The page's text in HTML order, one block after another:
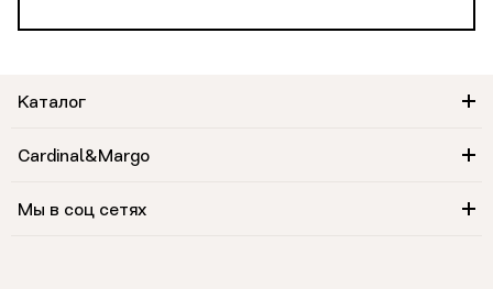
Каталог
Cardinal&Margo
Мы в соц сетях